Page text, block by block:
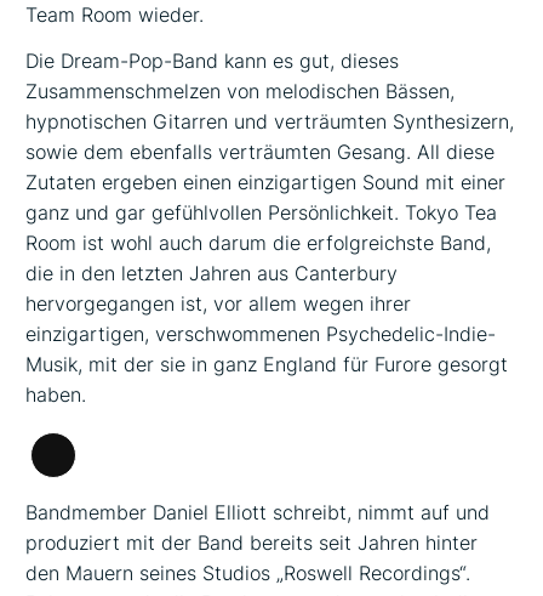
Team Room wieder.
Die Dream-Pop-Band kann es gut, dieses
Zusammenschmelzen von melodischen Bässen,
hypnotischen Gitarren und verträumten Synthesizern,
sowie dem ebenfalls verträumten Gesang. All diese
Zutaten ergeben einen einzigartigen Sound mit einer
ganz und gar gefühlvollen Persönlichkeit. Tokyo Tea
Room ist wohl auch darum die erfolgreichste Band,
die in den letzten Jahren aus Canterbury
hervorgegangen ist, vor allem wegen ihrer
einzigartigen, verschwommenen Psychedelic-Indie-
Musik, mit der sie in ganz England für Furore gesorgt
haben.
Lange
Bandmember Daniel Elliott schreibt, nimmt auf und
produziert mit der Band bereits seit Jahren hinter
den Mauern seines Studios „Roswell Recordings“.